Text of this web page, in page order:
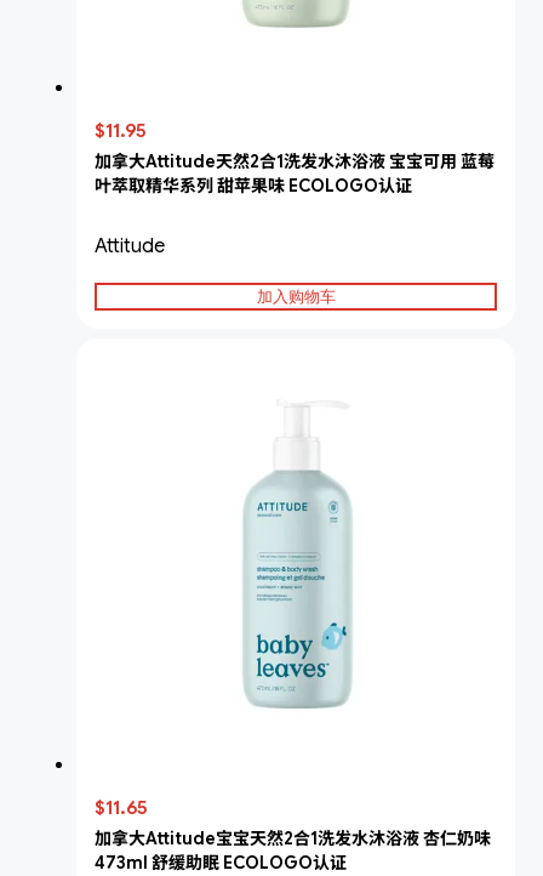
$11.95
加拿大Attitude天然2合1洗发水沐浴液 宝宝可用 蓝莓
叶萃取精华系列 甜苹果味 ECOLOGO认证
Attitude
加入购物车
$11.65
加拿大Attitude宝宝天然2合1洗发水沐浴液 杏仁奶味
473ml 舒缓助眠 ECOLOGO认证